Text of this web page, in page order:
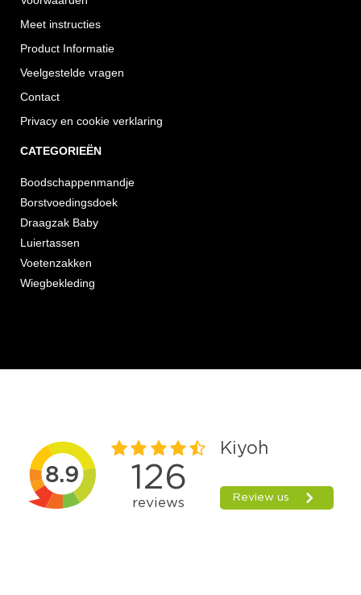
Meet instructies
Product Informatie
Veelgestelde vragen
Contact
Privacy en cookie verklaring
CATEGORIEËN
Boodschappenmandje
Borstvoedingsdoek
Draagzak Baby
Luiertassen
Voetenzakken
Wiegbekleding